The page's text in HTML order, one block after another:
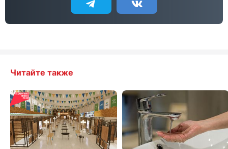
Читайте также